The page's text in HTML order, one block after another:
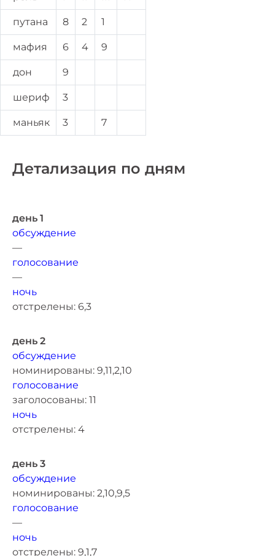
путана 8 2 1
мафия 6 4 9
дон 9
шериф 3
маньяк 3 7
Детализация по дням
день 1
обсуждение
—
голосование
—
ночь
отстрелены: 6,3
день 2
обсуждение
номинированы: 9,11,2,10
голосование
заголосованы: 11
ночь
отстрелены: 4
день 3
обсуждение
номинированы: 2,10,9,5
голосование
—
ночь
отстрелены: 9,1,7